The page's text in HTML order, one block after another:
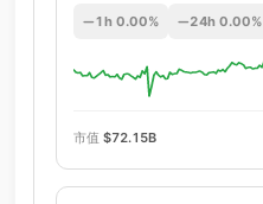
1h 0.00% 24h 0.00%
市值 $72.15B